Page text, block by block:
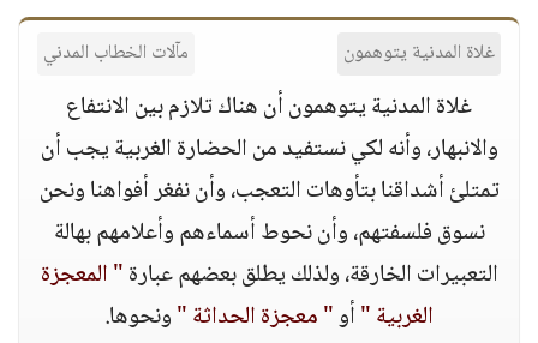
غلاة المدنية يتوهمون مآلات الخطاب المدني
غلاة المدنية يتوهمون أن هناك تلازم بين الانتفاع
والانبهار، وأنه لكي نستفيد من الحضارة الغربية يجب أن
تمتلئ أشداقنا بتأوهات التعجب، وأن نفغر أفواهنا ونحن
نسوق فلسفتهم، وأن نحوط أسماءهم وأعلامهم بهالة
التعبيرات الخارقة، ولذلك يطلق بعضهم عبارة" المعجزة
الغربية "أو" معجزة الحداثة "ونحوها.